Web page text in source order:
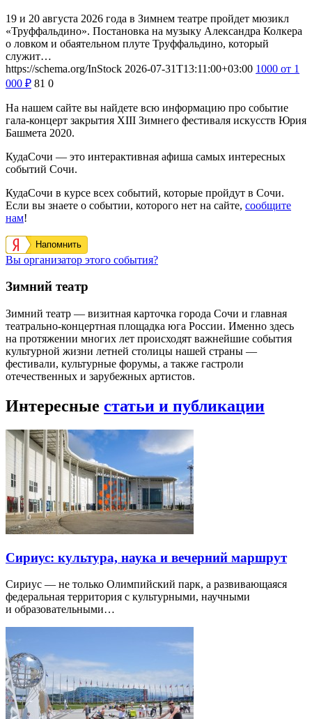
19 и 20 августа 2026 года в Зимнем театре пройдет мюзикл
«Труффальдино». Постановка на музыку Александра Колкера
о ловком и обаятельном плуте Труффальдино, который
служит…
https://schema.org/InStock 2026-07-31T13:11:00+03:00 1000 от 1
000 ₽ 81 0
На нашем сайте вы найдете всю информацию про событие
гала-концерт закрытия XIII Зимнего фестиваля искусств Юрия
Башмета 2020.
КудаСочи — это интерактивная афиша самых интересных
событий Сочи.
КудаСочи в курсе всех событий, которые пройдут в Сочи.
Если вы знаете о событии, которого нет на сайте, сообщите
нам!
Напомнить
Вы организатор этого события?
Зимний театр
Зимний театр — визитная карточка города Сочи и главная
театрально-концертная площадка юга России. Именно здесь
на протяжении многих лет происходят важнейшие события
культурной жизни летней столицы нашей страны —
фестивали, культурные форумы, а также гастроли
отечественных и зарубежных артистов.
Интересные статьи и публикации
Сириус: культура, наука и вечерний маршрут
Сириус — не только Олимпийский парк, а развивающаяся
федеральная территория с культурными, научными
и образовательными…